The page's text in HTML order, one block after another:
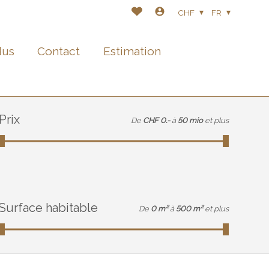
Contact Estimation
CHF FR
Prix De CHF 0.- à 50 mio et plus
habitable De 0 m² à 500 m² et plus